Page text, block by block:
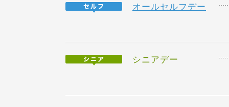
オールセルフデー
シニアデー